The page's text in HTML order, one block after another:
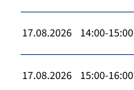
17.08.2026 14:00-15:00
17.08.2026 15:00-16:00